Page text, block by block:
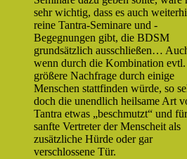
sehr wichtig, dass es auch
reine Tantra-Seminare und -
Begegnungen gibt, die BDSM
grundsätzlich ausschließen…
wenn durch die Kombination evtl.
größere Nachfrage durch einige
Menschen stattfinden würde, so
doch die unendlich heilsame Art
Tantra etwas „beschmutzt“ und für
sanfte Vertreter der Menscheit als
zusätzliche Hürde oder gar
verschlossene Tür.